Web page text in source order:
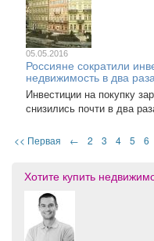
05.05.2016
Россияне сократили
недвижимость в два раза
Инвестиции на покупку
снизились почти в два
<< Первая ← 2 3 4 5 6
Хотите купить